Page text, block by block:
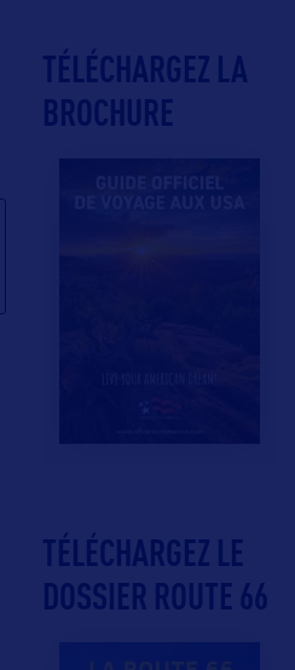
TÉLÉCHARGEZ LA
BROCHURE
TÉLÉCHARGEZ LE
DOSSIER ROUTE 66